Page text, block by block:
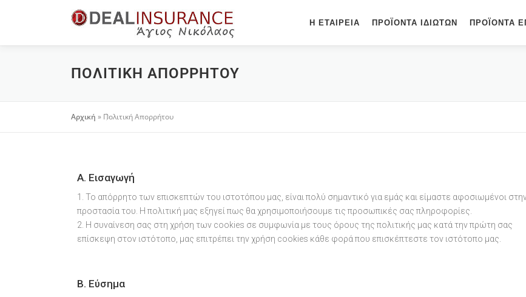
Η ΕΤΑΙΡΕΊΑ ΠΡΟΪΌΝΤΑ ΙΔΙΩΤΏΝ ΠΡΟΪΌΝΤΑ
ΠΟΛΙΤΙΚΉ ΑΠΟΡΡΉΤΟΥ
Αρχική » Πολιτική Απορρήτου
A. Εισαγωγή
1. Το απόρρητο των επισκεπτών του ιστοτόπου μας, είναι πολύ σημαντικό για εμάς και είμαστε αφοσιωμένοι
προστασία του. Η πολιτική μας εξηγεί πως θα χρησιμοποιήσουμε τις προσωπικές σας πληροφορίες.
2. Η συναίνεση σας στη χρήση των cookies σε συμφωνία με τους όρους της πολιτικής μας κατά την πρώτη σας
επίσκεψη στον ιστότοπο, μας επιτρέπει την χρήση cookies κάθε φορά που επισκέπτεστε τον ιστότοπο μας.
B. Εύσημα